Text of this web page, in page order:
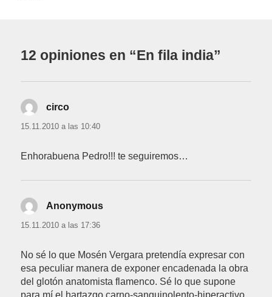
12 opiniones en “En fila india”
circo
15.11.2010 a las 10:40
Enhorabuena Pedro!!! te seguiremos…
Anonymous
15.11.2010 a las 17:36
No sé lo que Mosén Vergara pretendía expresar con
esa peculiar manera de exponer encadenada la obra
del glotón anatomista flamenco. Sé lo que supone